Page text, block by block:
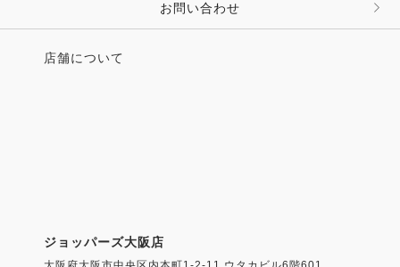
お問い合わせ
店舗について
ジョッパーズ大阪店